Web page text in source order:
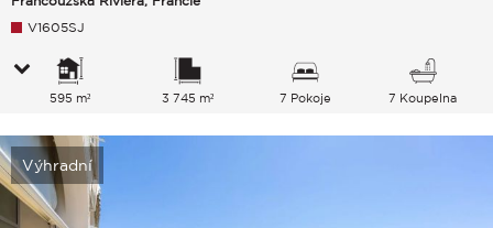
V1605SJ
595 m² 3 745 m² 7 Pokoje 7 Koupelna
Výhradní